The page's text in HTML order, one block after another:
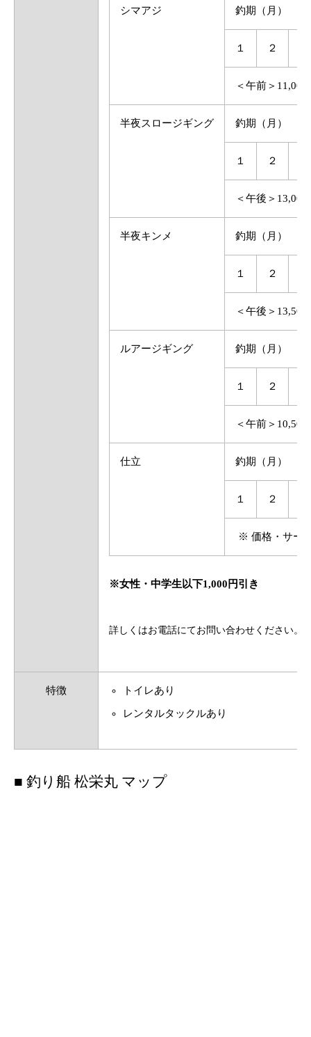
シマアジ 釣期（月）
１ ２
＜午前＞
半夜スロージギング 釣期（月）
１ ２
＜午後＞
半夜キンメ 釣期（月）
１ ２
＜午後＞
ルアージギング 釣期（月）
１ ２
＜午前＞
仕立 釣期（月）
１ ２
※ 価格・サー
※女性・中学生以下1,000円引き
詳しくはお電話にてお問い合わせください。
特徴 トイレあり
レンタルタックルあり
■ 釣り船 松栄丸 マップ